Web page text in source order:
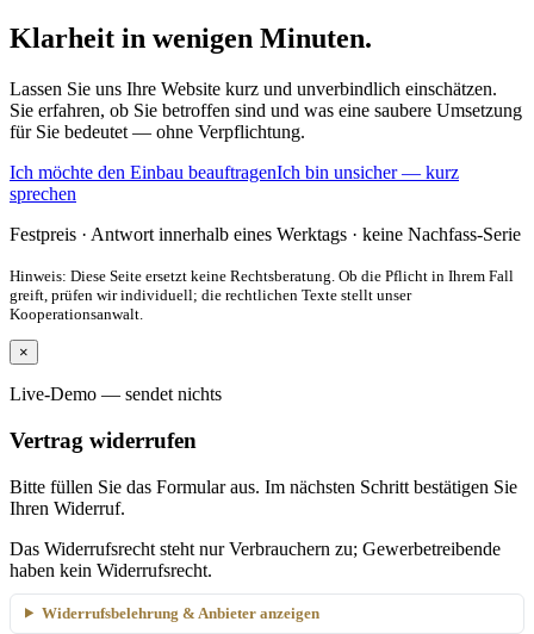
Klarheit in wenigen Minuten.
Lassen Sie uns Ihre Website kurz und unverbindlich einschätzen.
Sie erfahren, ob Sie betroffen sind und was eine saubere Umsetzung
für Sie bedeutet — ohne Verpflichtung.
Ich möchte den Einbau beauftragenIch bin unsicher — kurz
sprechen
Festpreis · Antwort innerhalb eines Werktags · keine Nachfass-Serie
Hinweis: Diese Seite ersetzt keine Rechtsberatung. Ob die Pflicht in Ihrem Fall
greift, prüfen wir individuell; die rechtlichen Texte stellt unser
Kooperationsanwalt.
×
Live-Demo — sendet nichts
Vertrag widerrufen
Bitte füllen Sie das Formular aus. Im nächsten Schritt bestätigen Sie
Ihren Widerruf.
Das Widerrufsrecht steht nur Verbrauchern zu; Gewerbetreibende
haben kein Widerrufsrecht.
Widerrufsbelehrung & Anbieter anzeigen